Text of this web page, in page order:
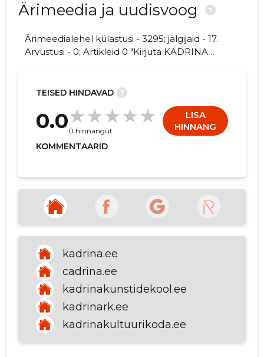
Ärimeedia ja uudisvoog ?
Ärimeedialehel külastusi - 3295; jälgijaid - 17.
Arvustusi - 0; Artikleid 0 "Kirjuta KADRINA
TEISED HINDAVAD ?
0.00 hinnangut
LISA
HINNANG
KOMMENTAARID
kadrina.ee
cadrina.ee
kadrinakunstidekool.ee
kadrinark.ee
kadrinakultuurikoda.ee